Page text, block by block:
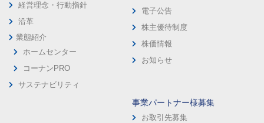
経営理念・行動指針
沿革
業態紹介
ホームセンター
コーナンPRO
サステナビリティ
電子公告
株主優待制度
株価情報
お知らせ
事業パートナー様募集
お取引先募集